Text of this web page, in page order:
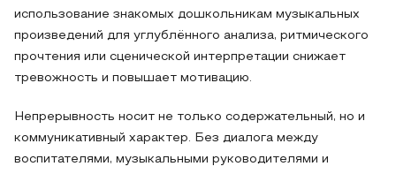
использование знакомых дошкольникам музыкальных
произведений для углублённого анализа, ритмического
прочтения или сценической интерпретации снижает
тревожность и повышает мотивацию.
Непрерывность носит не только содержательный, но и
коммуникативный характер. Без диалога между
воспитателями, музыкальными руководителями и